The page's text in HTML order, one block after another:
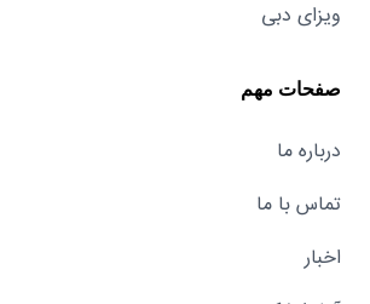
ویزای دبی
صفحات مهم
درباره ما
تماس با ما
اخبار